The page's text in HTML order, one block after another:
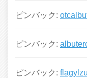
ピンバック:
ピンバック:
ピンバック: